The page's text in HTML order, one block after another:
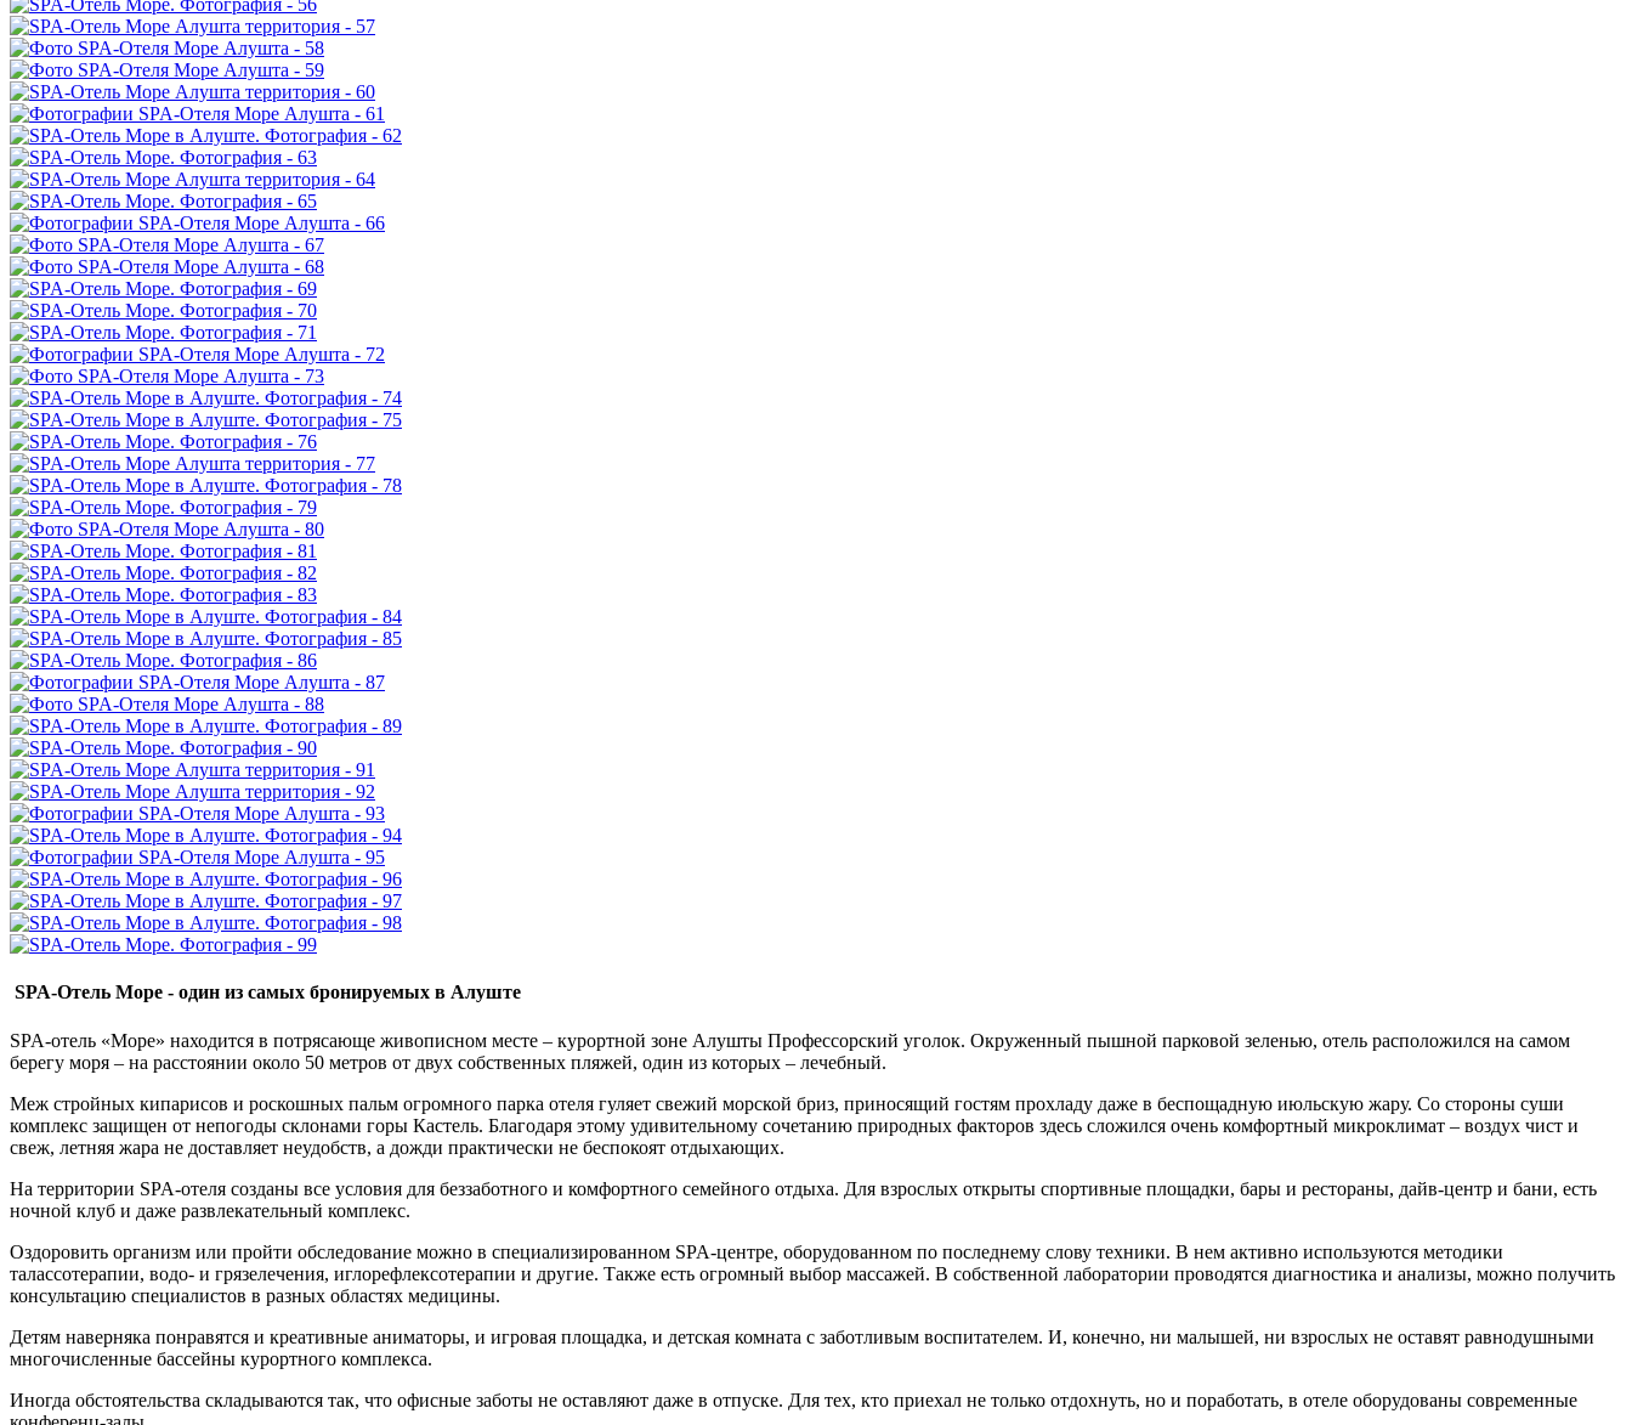
SPA-Отель Море - один из самых бронируемых в Алуште
SPA-отель «Море» находится в потрясающе живописном месте – курортной зоне Алушты Профессорский уголок. Окруженный пышной парковой зеленью, отель расположился на самом
берегу моря – на расстоянии около 50 метров от двух собственных пляжей, один из которых – лечебный.
Меж стройных кипарисов и роскошных пальм огромного парка отеля гуляет свежий морской бриз, приносящий гостям прохладу даже в беспощадную июльскую жару. Со стороны суши
комплекс защищен от непогоды склонами горы Кастель. Благодаря этому удивительному сочетанию природных факторов здесь сложился очень комфортный микроклимат – воздух чист и
свеж, летняя жара не доставляет неудобств, а дожди практически не беспокоят отдыхающих.
На территории SPA-отеля созданы все условия для беззаботного и комфортного семейного отдыха. Для взрослых открыты спортивные площадки, бары и рестораны, дайв-центр и бани, есть
ночной клуб и даже развлекательный комплекс.
Оздоровить организм или пройти обследование можно в специализированном SPA-центре, оборудованном по последнему слову техники. В нем активно используются методики
талассотерапии, водо- и грязелечения, иглорефлексотерапии и другие. Также есть огромный выбор массажей. В собственной лаборатории проводятся диагностика и анализы, можно получить
консультацию специалистов в разных областях медицины.
Детям наверняка понравятся и креативные аниматоры, и игровая площадка, и детская комната с заботливым воспитателем. И, конечно, ни малышей, ни взрослых не оставят равнодушными
многочисленные бассейны курортного комплекса.
Иногда обстоятельства складываются так, что офисные заботы не оставляют даже в отпуске. Для тех, кто приехал не только отдохнуть, но и поработать, в отеле оборудованы современные